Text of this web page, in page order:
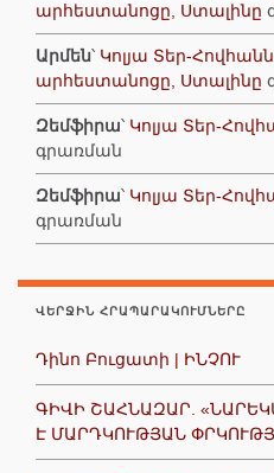
արհեստանոցը, Ստալինը
Արմեն՝ Կոլյա Տեր-
արհեստանոցը, Ստալինը
Զեմֆիրա՝ Կոլյա Տեր-
գրառման
Զեմֆիրա՝ Կոլյա Տեր-
գրառման
ՎԵՐՋԻՆ ՀՐԱՊԱՐԱԿՈՒՄՆԵՐԸ
Դինո Բուցատի | ԻՆՉՈՒ
ԳԻՎԻ ՇԱՀՆԱԶԱՐ.
Է ՄԱՐԴԿՈՒԹՅԱՆ